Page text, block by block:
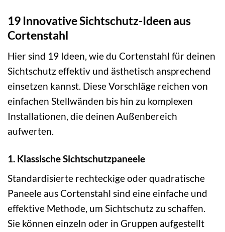
19 Innovative Sichtschutz-Ideen aus
Cortenstahl
Hier sind 19 Ideen, wie du Cortenstahl für deinen
Sichtschutz effektiv und ästhetisch ansprechend
einsetzen kannst. Diese Vorschläge reichen von
einfachen Stellwänden bis hin zu komplexen
Installationen, die deinen Außenbereich
aufwerten.
1. Klassische Sichtschutzpaneele
Standardisierte rechteckige oder quadratische
Paneele aus Cortenstahl sind eine einfache und
effektive Methode, um Sichtschutz zu schaffen.
Sie können einzeln oder in Gruppen aufgestellt